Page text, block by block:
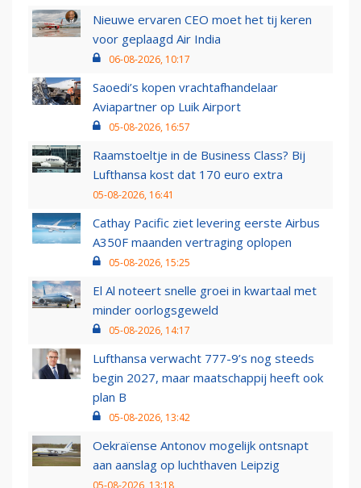
Nieuwe ervaren CEO moet het tij keren
voor geplaagd Air India
06-08-2026, 10:17
Saoedi’s kopen vrachtafhandelaar
Aviapartner op Luik Airport
05-08-2026, 16:57
Raamstoeltje in de Business Class? Bij
Lufthansa kost dat 170 euro extra
05-08-2026, 16:41
Cathay Pacific ziet levering eerste Airbus
A350F maanden vertraging oplopen
05-08-2026, 15:25
El Al noteert snelle groei in kwartaal met
minder oorlogsgeweld
05-08-2026, 14:17
Lufthansa verwacht 777-9’s nog steeds
begin 2027, maar maatschappij heeft ook
plan B
05-08-2026, 13:42
Oekraïense Antonov mogelijk ontsnapt
aan aanslag op luchthaven Leipzig
05-08-2026, 13:18